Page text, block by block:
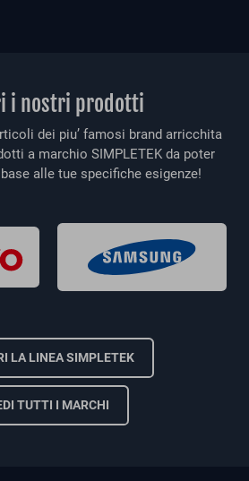
i nostri prodotti
dei piu’ famosi brand arricchita
a marchio SIMPLETEK da poter
alle tue specifiche esigenze!
LA LINEA SIMPLETEK
TUTTI I MARCHI